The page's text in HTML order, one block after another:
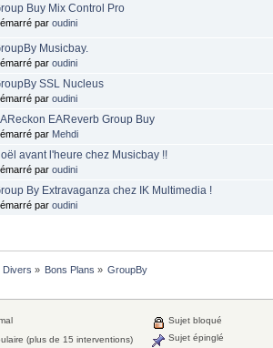
Buy Mix Control Pro
par oudini
Musicbay.
par oudini
SSL Nucleus
par oudini
EAReverb Group Buy
par Mehdi
avant l'heure chez Musicbay !!
par oudini
By Extravaganza chez IK Multimedia !
par oudini
Divers » Bons Plans » GroupBy
(plus de 15 interventions)
Sujet bloqué
Sujet épinglé